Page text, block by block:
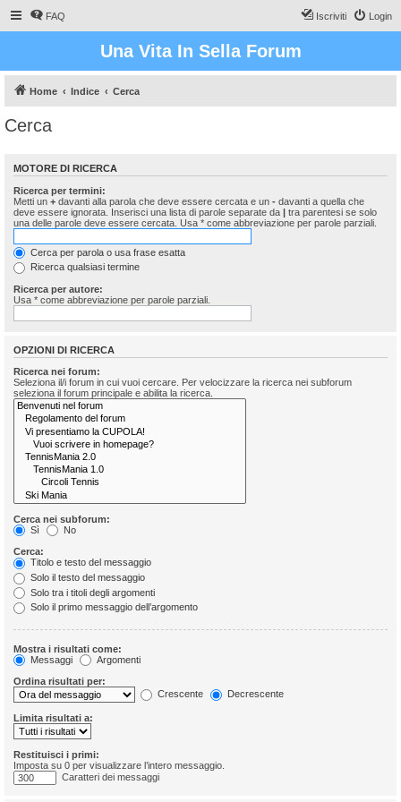
FAQ Login
Iscriviti
Una Vita In Sella Forum
Home Indice Cerca
Cerca
MOTORE DI RICERCA
Ricerca per termini:
Metti un + davanti alla parola che deve essere cercata e un - davanti a quella che
deve essere ignorata. Inserisci una lista di parole separate da | tra parentesi se solo
una delle parole deve essere cercata. Usa * come abbreviazione per parole parziali.
Cerca per parola o usa frase esatta
Ricerca qualsiasi termine
Ricerca per autore:
Usa * come abbreviazione per parole parziali.
OPZIONI DI RICERCA
Ricerca nei forum:
Seleziona il/i forum in cui vuoi cercare. Per velocizzare la ricerca nei subforum
seleziona il forum principale e abilita la ricerca.
Cerca nei subforum:
Sì
No
Cerca:
Titolo e testo del messaggio
Solo il testo del messaggio
Solo tra i titoli degli argomenti
Solo il primo messaggio dell’argomento
Mostra i risultati come:
Messaggi
Argomenti
Ordina risultati per:
Crescente
Decrescente
Limita risultati a:
Restituisci i primi:
Imposta su 0 per visualizzare l’intero messaggio.
Caratteri dei messaggi